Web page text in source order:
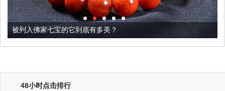
被列入佛家七宝的它到底有多美？
48小时点击排行